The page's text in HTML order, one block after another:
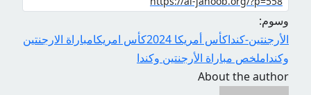
وسوم:
الأرجنتين-كنداكأس أمريكا 2024 كأس امريكامباراة الارجنتين
وكنداملخص مباراة الأرجنتين وكندا
About the author